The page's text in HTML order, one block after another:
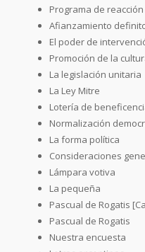
Programa de
Afianzamiento
El poder de
Promoción de la
La legislación unitaria
La Ley Mitre
Lotería de
Normalización
La forma política
Consideraciones
Lámpara votiva
La pequeña
Pascual de Rogatis
Pascual de Rogatis
Nuestra encuesta